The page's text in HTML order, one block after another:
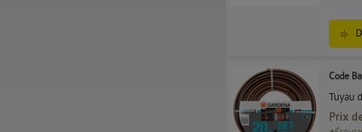
Code
Tuyau
Prix